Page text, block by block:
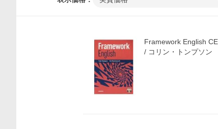
Framework English